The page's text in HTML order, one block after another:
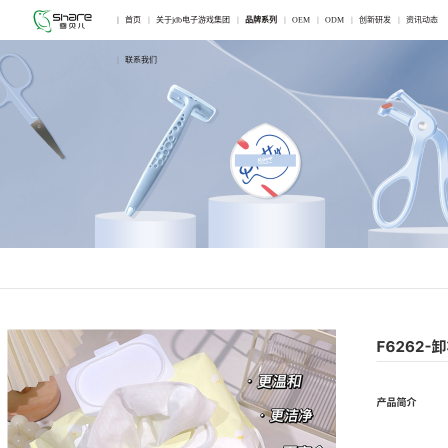
首页 关于jdb电子游戏集团 品牌系列 OEM ODM 创新研发 资讯动态
联系我们
F6262-
产品简介